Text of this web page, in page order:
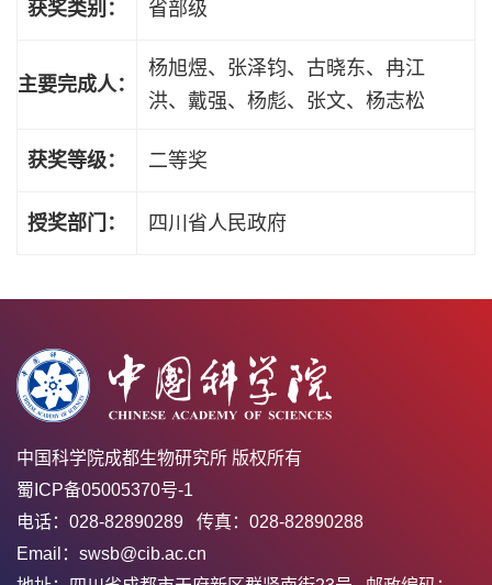
获奖类别： 省部级
主要完成人：
杨旭煜、张泽钧、古晓东、冉江
洪、戴强、杨彪、张文、杨志松
获奖等级： 二等奖
授奖部门： 四川省人民政府
中国科学院成都生物研究所 版权所有
蜀ICP备05005370号-1
电话：028-82890289 传真：028-82890288
Email：swsb@cib.ac.cn